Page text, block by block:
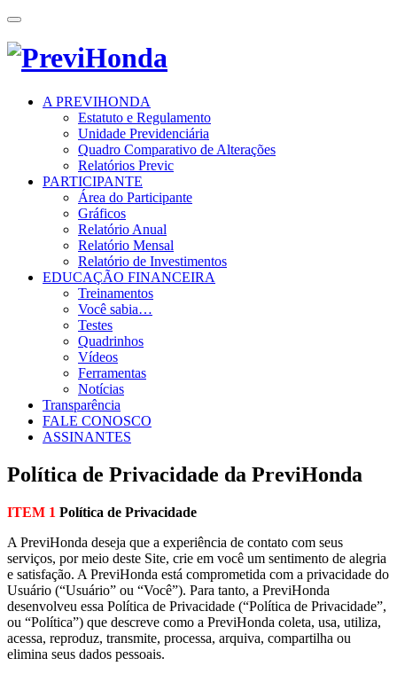
Toggle
navigation
A PREVIHONDA
Estatuto e Regulamento
Unidade Previdenciária
Quadro Comparativo de Alterações
Relatórios Previc
PARTICIPANTE
Área do Participante
Gráficos
Relatório Anual
Relatório Mensal
Relatório de Investimentos
EDUCAÇÃO FINANCEIRA
Treinamentos
Você sabia…
Testes
Quadrinhos
Vídeos
Ferramentas
Notícias
Transparência
FALE CONOSCO
ASSINANTES
Política de Privacidade da PreviHonda
ITEM 1 Política de Privacidade
A PreviHonda deseja que a experiência de contato com seus
serviços, por meio deste Site, crie em você um sentimento de alegria
e satisfação. A PreviHonda está comprometida com a privacidade do
Usuário (“Usuário” ou “Você”). Para tanto, a PreviHonda
desenvolveu essa Política de Privacidade (“Política de Privacidade”,
ou “Política”) que descreve como a PreviHonda coleta, usa, utiliza,
acessa, reproduz, transmite, processa, arquiva, compartilha ou
elimina seus dados pessoais.